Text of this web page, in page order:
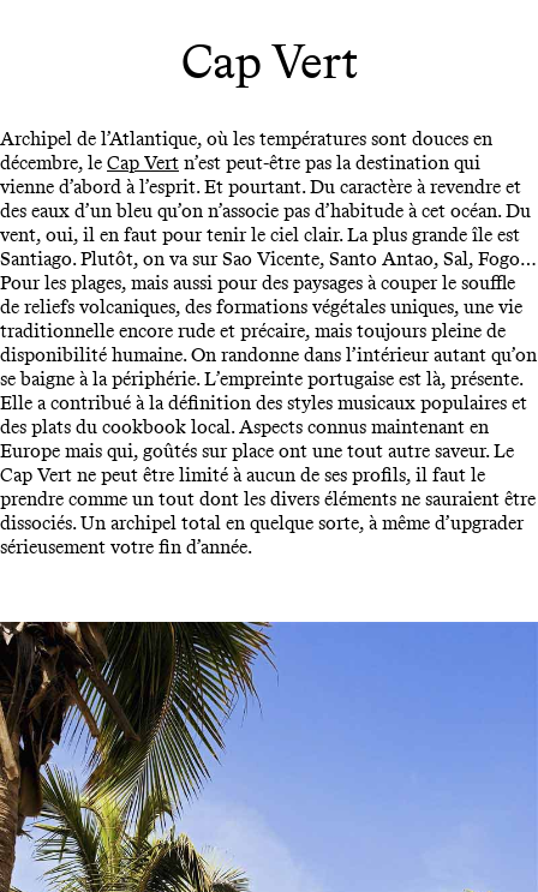
Cap Vert
Archipel de l’Atlantique, où les températures sont douces en
décembre, le Cap Vert n’est peut-être pas la destination qui
vienne d’abord à l’esprit. Et pourtant. Du caractère à revendre et
des eaux d’un bleu qu’on n’associe pas d’habitude à cet océan. Du
vent, oui, il en faut pour tenir le ciel clair. La plus grande île est
Santiago. Plutôt, on va sur Sao Vicente, Santo Antao, Sal, Fogo…
Pour les plages, mais aussi pour des paysages à couper le souffle
de reliefs volcaniques, des formations végétales uniques, une vie
traditionnelle encore rude et précaire, mais toujours pleine de
disponibilité humaine. On randonne dans l’intérieur autant qu’on
se baigne à la périphérie. L’empreinte portugaise est là, présente.
Elle a contribué à la définition des styles musicaux populaires et
des plats du cookbook local. Aspects connus maintenant en
Europe mais qui, goûtés sur place ont une tout autre saveur. Le
Cap Vert ne peut être limité à aucun de ses profils, il faut le
prendre comme un tout dont les divers éléments ne sauraient être
dissociés. Un archipel total en quelque sorte, à même d’upgrader
sérieusement votre fin d’année.